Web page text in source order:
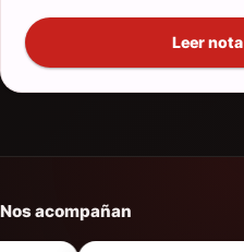
Leer nota
Nos acompañan